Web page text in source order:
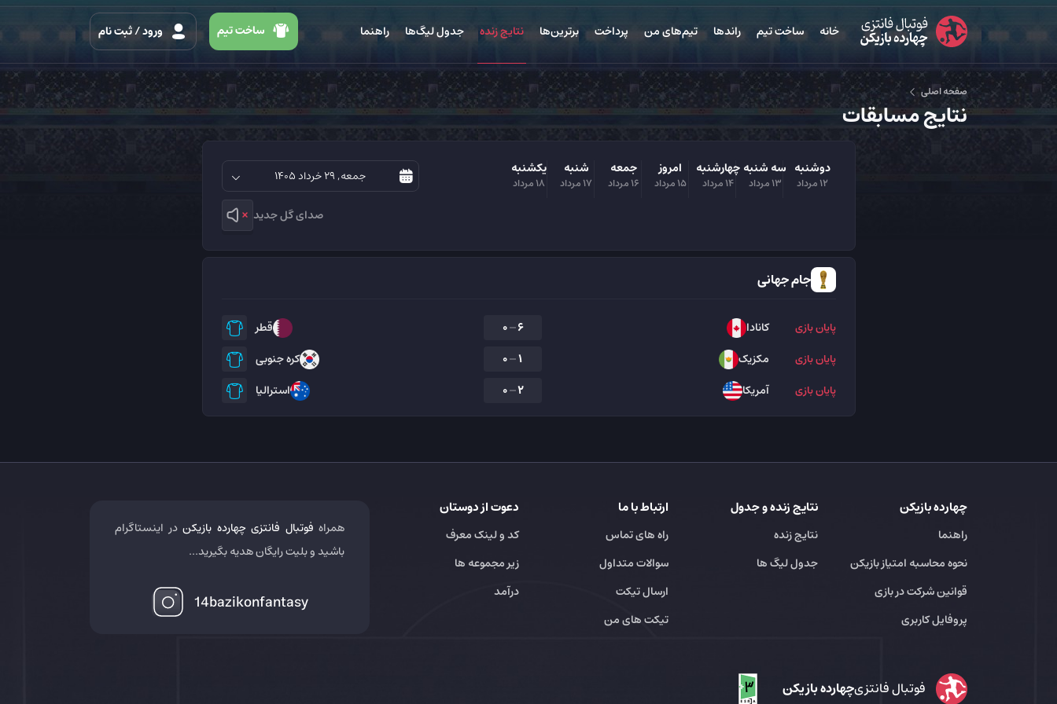
خانه ساخت تیم راندها تیم‌های من پرداخت برترین‌ها نتایج زنده جدول لیگ‌ها راهنما ساخت تیم ورود/ ثبت نام
صفحه اصلی
نتایج مسابقات
دوشنبه
12 مرداد
سه شنبه
13 مرداد
چهارشنبه
14 مرداد
امروز
15 مرداد
جمعه
16 مرداد
شنبه
17 مرداد
یکشنبه
18 مرداد
صدای گل جدید
جام جهانی
پایان بازی کانادا 6
0
قطر
پایان بازی
مکزیک 1
0
کره جنوبی
پایان بازی
آمریکا 2
0 استرالیا
چهارده بازیکن
راهنما
نحوه محاسبه امتیاز بازیکن
قوانین شرکت در بازی
پروفایل کاربری
نتایج زنده و جدول
نتایج زنده
جدول لیگ ها
ارتباط با ما
راه های تماس
سوالات متداول
ارسال تیکت
تیکت های من
دعوت از دوستان
کد و لینک معرف
زیر مجموعه ها
درآمد
همراه فوتبال فانتزی چهارده بازیکن در اینستاگرام
باشید و بلیت رایگان هدیه بگیرید...
14bazikonfantasy
فوتبال فانتزیچهارده بازیکن